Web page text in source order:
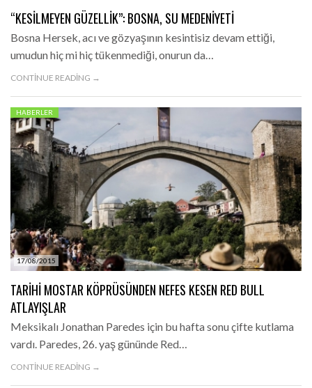
“KESILMEYEN GÜZELLIK”: BOSNA, SU MEDENIYETI
Bosna Hersek, acı ve gözyaşının kesintisiz devam ettiği,
umudun hiç mi hiç tükenmediği, onurun da…
CONTINUE READING →
17/08/2015
HABERLER
TARIHI MOSTAR KÖPRÜSÜNDEN NEFES KESEN RED BULL
ATLAYIŞLAR
Meksikalı Jonathan Paredes için bu hafta sonu çifte kutlama
vardı. Paredes, 26. yaş gününde Red…
CONTINUE READING →